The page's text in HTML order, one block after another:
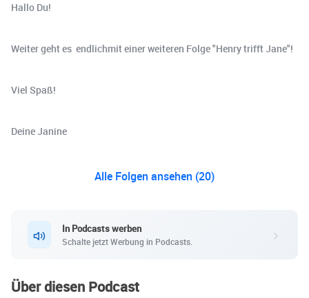
Hallo Du!
Weiter geht es endlichmit einer weiteren Folge "Henry trifft Jane"!
Viel Spaß!
Deine Janine
Alle Folgen ansehen (20)
In Podcasts werben
Schalte jetzt Werbung in Podcasts.
Über diesen Podcast